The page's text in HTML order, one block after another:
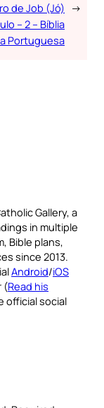
de Job (Jó)
– 2 – Bíblia
Portuguesa
→
Gallery, a
in multiple
Bible plans,
since 2013.
Android/iOS
(Read his
official social